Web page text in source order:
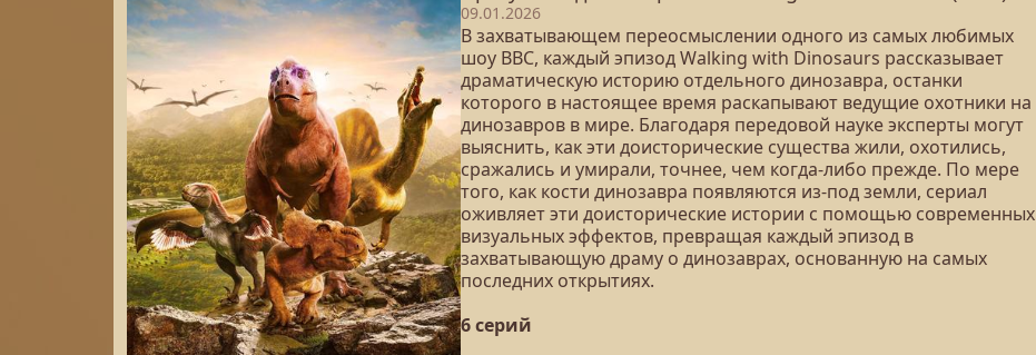
09.01.2026
В захватывающем переосмыслении одного из самых любимых
шоу BBC, каждый эпизод Walking with Dinosaurs рассказывает
драматическую историю отдельного динозавра, останки
которого в настоящее время раскапывают ведущие охотники на
динозавров в мире. Благодаря передовой науке эксперты могут
выяснить, как эти доисторические существа жили, охотились,
сражались и умирали, точнее, чем когда-либо прежде. По мере
того, как кости динозавра появляются из-под земли, сериал
оживляет эти доисторические истории с помощью современных
визуальных эффектов, превращая каждый эпизод в
захватывающую драму о динозаврах, основанную на самых
последних открытиях.
6 серий